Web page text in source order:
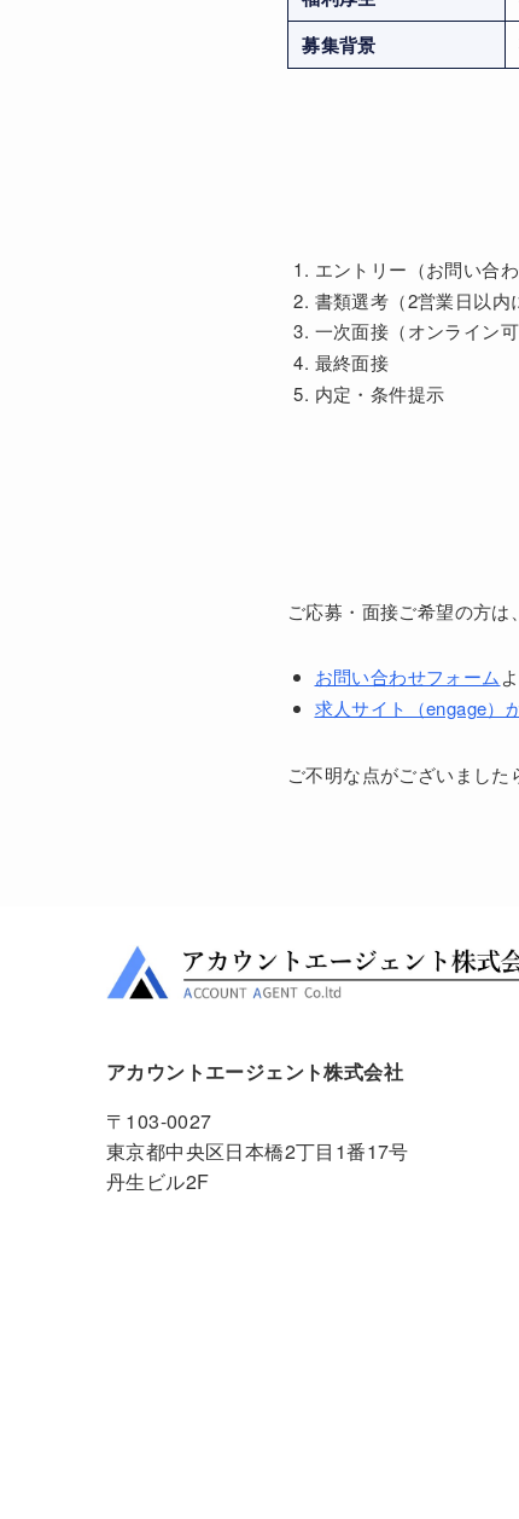
募集背景
エントリー（お問い合
書類選考（2営業日以内
一次面接（オンライン可
最終面接
内定・条件提示
ご応募・面接ご希望の方は
お問い合わせフォーム
求人サイト（engage）
ご不明な点がございました
アカウントエージェント株式会社
〒103-0027
東京都中央区日本橋2丁目1番17号
丹生ビル2F